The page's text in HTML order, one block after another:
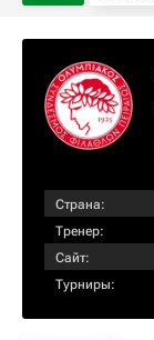
Страна:
Тренер:
Сайт:
Турниры: